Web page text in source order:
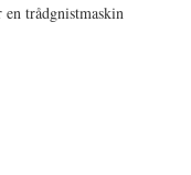
trådgnistmaskin